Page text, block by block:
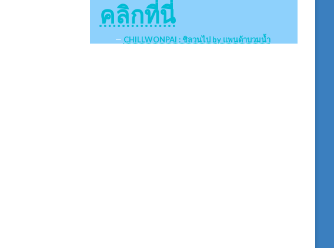
คลิกที่นี่
CHILLWONPAI : ชิลวนไป by แพนด้าบวมน้ำ